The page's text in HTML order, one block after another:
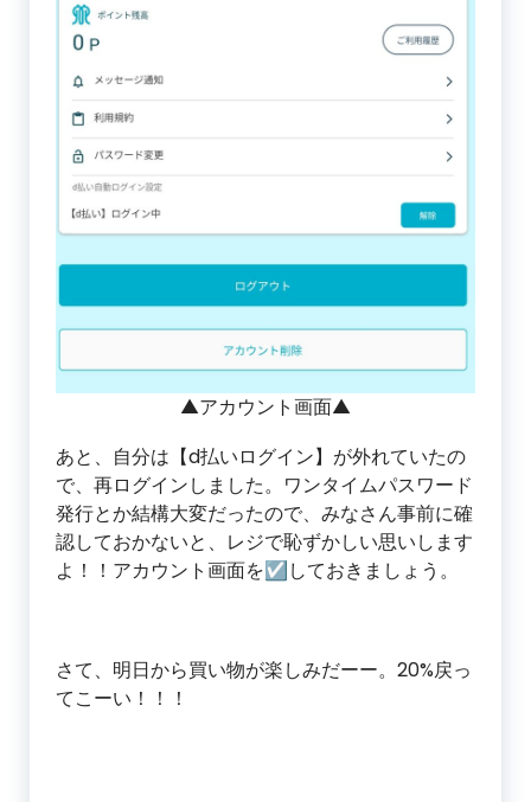
▲アカウント画面▲
あと、自分は【d払いログイン】が外れていたの
で、再ログインしました。ワンタイムパスワード
発行とか結構大変だったので、みなさん事前に確
認しておかないと、レジで恥ずかしい思いします
よ！！アカウント画面を☑しておきましょう。
さて、明日から買い物が楽しみだーー。20%戻っ
てこーい！！！